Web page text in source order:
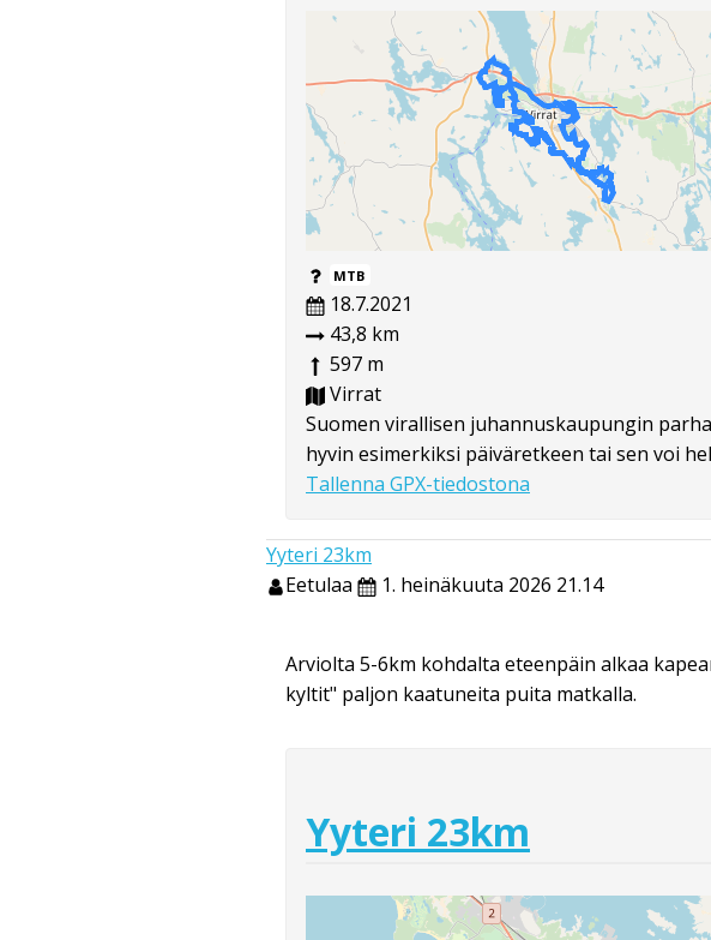
MTB
18.7.2021
43,8 km
597 m
Virrat
Suomen virallisen juhannuskaupungin
hyvin esimerkiksi päiväretkeen tai sen voi
Tallenna GPX-tiedostona
Yyteri 23km
Eetulaa
1. heinäkuuta 2026 21.14
Arviolta 5-6km kohdalta eteenpäin alkaa
kyltit" paljon kaatuneita puita matkalla.
Yyteri 23km